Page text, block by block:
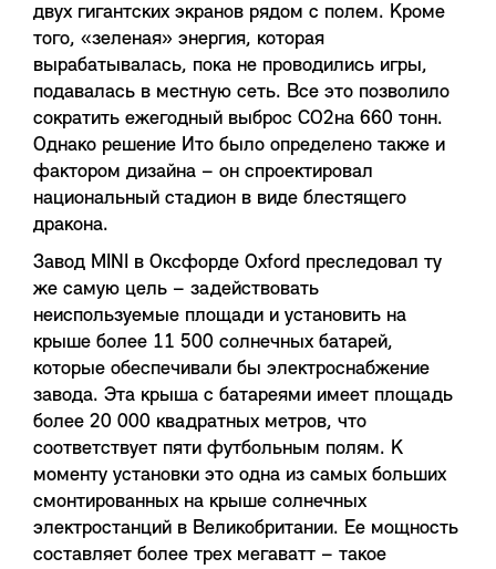
двух гигантских экранов рядом с полем. Кроме
того, «зеленая» энергия, которая
вырабатывалась, пока не проводились игры,
подавалась в местную сеть. Все это позволило
сократить ежегодный выброс СО2на 660 тонн.
Однако решение Ито было определено также и
фактором дизайна – он спроектировал
национальный стадион в виде блестящего
дракона.
Завод MINI в Оксфорде Oxford преследовал ту
же самую цель – задействовать
неиспользуемые площади и установить на
крыше более 11 500 солнечных батарей,
которые обеспечивали бы электроснабжение
завода. Эта крыша с батареями имеет площадь
более 20 000 квадратных метров, что
соответствует пяти футбольным полям. К
моменту установки это одна из самых больших
смонтированных на крыше солнечных
электростанций в Великобритании. Ее мощность
составляет более трех мегаватт – такое